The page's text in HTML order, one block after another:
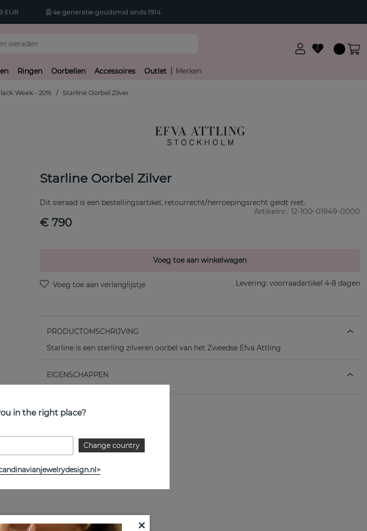
EUR 4e generatie goudsmid sinds 1914
0
Ringen Oorbellen Accessoires Outlet Merken
Week - 20% Starline Oorbel Zilver
Starline Oorbel Zilver
Dit sieraad is een bestellingsartikel, retourrecht/herroepingsrecht geldt niet.
Artikelnr.: 12-100-01949-0000
€ 790
Voeg toe aan winkelwagen
Levering: voorraadartikel 4-8 dagen
PRODUCTOMSCHRIJVING
Starline is een sterling zilveren oorbel van het Zweedse Efva Attling
EIGENSCHAPPEN
in the right place?
Change country